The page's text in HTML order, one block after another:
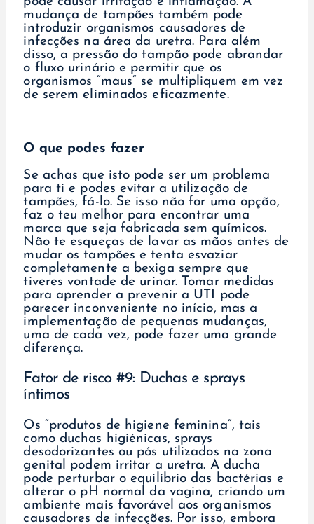
mudança de tampões também pode
introduzir organismos causadores de
infecções na área da uretra. Para além
disso, a pressão do tampão pode abrandar
o fluxo urinário e permitir que os
organismos “maus” se multipliquem em vez
de serem eliminados eficazmente.
O que podes fazer
Se achas que isto pode ser um problema
para ti e podes evitar a utilização de
tampões, fá-lo. Se isso não for uma opção,
faz o teu melhor para encontrar uma
marca que seja fabricada sem químicos.
Não te esqueças de lavar as mãos antes de
mudar os tampões e tenta esvaziar
completamente a bexiga sempre que
tiveres vontade de urinar. Tomar medidas
para aprender a prevenir a UTI pode
parecer inconveniente no início, mas a
implementação de pequenas mudanças,
uma de cada vez, pode fazer uma grande
diferença.
Fator de risco #9: Duchas e sprays
íntimos
Os “produtos de higiene feminina”, tais
como duchas higiénicas, sprays
desodorizantes ou pós utilizados na zona
genital podem irritar a uretra. A ducha
pode perturbar o equilíbrio das bactérias e
alterar o pH normal da vagina, criando um
ambiente mais favorável aos organismos
causadores de infecções. Por isso, embora